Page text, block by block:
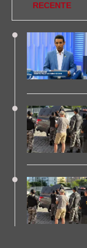
RECENTE